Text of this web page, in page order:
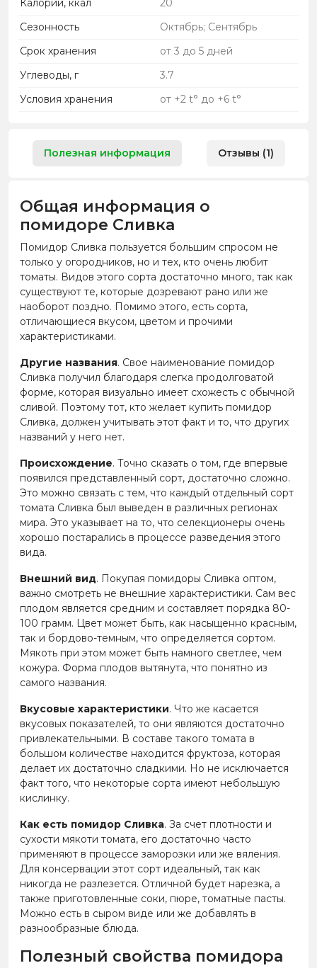
Калории, ккал
20
Сезонность
Октябрь; Сентябрь
Срок хранения
от 3 до 5 дней
Углеводы, г
3.7
Условия хранения
от +2 t° до +6 t°
Полезная информация Отзывы (1)
Общая информация о
помидоре Сливка
Помидор Сливка пользуется большим спросом не
только у огородников, но и тех, кто очень любит
томаты. Видов этого сорта достаточно много, так как
существуют те, которые дозревают рано или же
наоборот поздно. Помимо этого, есть сорта,
отличающиеся вкусом, цветом и прочими
характеристиками.
Другие названия. Свое наименование помидор
Сливка получил благодаря слегка продолговатой
форме, которая визуально имеет схожесть с обычной
сливой. Поэтому тот, кто желает купить помидор
Сливка, должен учитывать этот факт и то, что других
названий у него нет.
Происхождение. Точно сказать о том, где впервые
появился представленный сорт, достаточно сложно.
Это можно связать с тем, что каждый отдельный сорт
томата Сливка был выведен в различных регионах
мира. Это указывает на то, что селекционеры очень
хорошо постарались в процессе разведения этого
вида.
Внешний вид. Покупая помидоры Сливка оптом,
важно смотреть не внешние характеристики. Сам вес
плодом является средним и составляет порядка 80-
100 грамм. Цвет может быть, как насыщенно красным,
так и бордово-темным, что определяется сортом.
Мякоть при этом может быть намного светлее, чем
кожура. Форма плодов вытянута, что понятно из
самого названия.
Вкусовые характеристики. Что же касается
вкусовых показателей, то они являются достаточно
привлекательными. В составе такого томата в
большом количестве находится фруктоза, которая
делает их достаточно сладкими. Но не исключается
факт того, что некоторые сорта имеют небольшую
кислинку.
Как есть помидор Сливка. За счет плотности и
сухости мякоти томата, его достаточно часто
применяют в процессе заморозки или же вяления.
Для консервации этот сорт идеальный, так как
никогда не разлезется. Отличной будет нарезка, а
также приготовленные соки, пюре, томатные пасты.
Можно есть в сыром виде или же добавлять в
разнообразные блюда.
Полезный свойства помидора